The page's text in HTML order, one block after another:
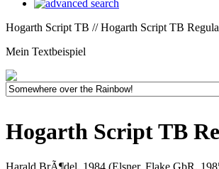
Hogarth Script TB // Hogarth Script TB
Mein Textbeispiel
Hogarth Script TB
Harald BrÃ¶del, 1984 (Elsner, Flake GbR,